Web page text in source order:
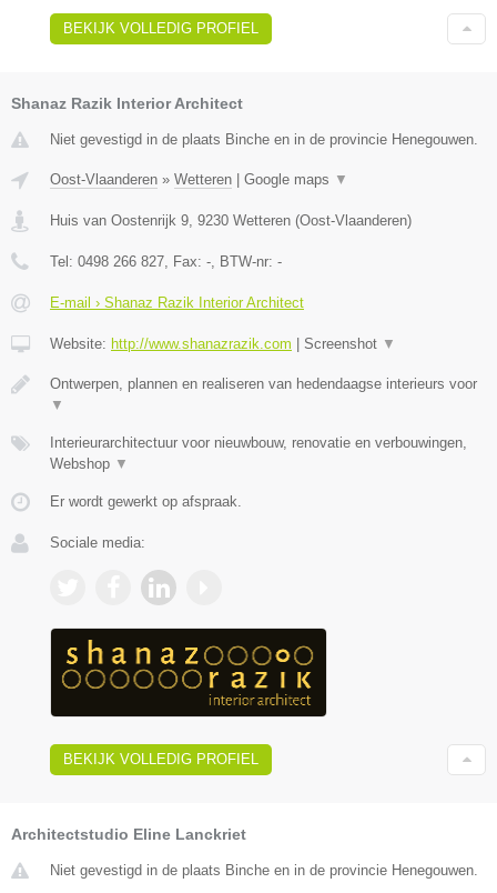
BEKIJK VOLLEDIG PROFIEL
Shanaz Razik Interior Architect
Niet gevestigd in de plaats Binche en in de provincie Henegouwen.
Oost-Vlaanderen » Wetteren Google maps ▼
Huis van Oostenrijk 9, 9230 Wetteren (Oost-Vlaanderen)
Tel: 0498 266 827, Fax: -, BTW-nr: -
E-mail › Shanaz Razik Interior Architect
Website: http://www.shanazrazik.com Screenshot ▼
Ontwerpen, plannen en realiseren van hedendaagse interieurs voor
▼
Interieurarchitectuur voor nieuwbouw, renovatie en verbouwingen,
Webshop ▼
Er wordt gewerkt op afspraak.
Sociale media:
BEKIJK VOLLEDIG PROFIEL
Architectstudio Eline Lanckriet
Niet gevestigd in de plaats Binche en in de provincie Henegouwen.